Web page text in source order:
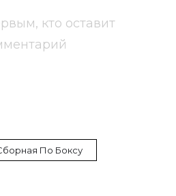
кто оставит
По Боксу